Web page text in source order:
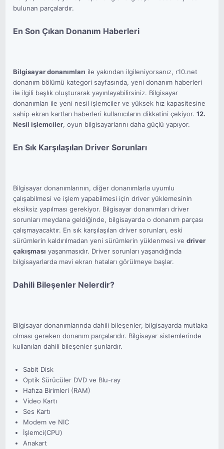
bulunan parçalardır.
En Son Çıkan Donanım Haberleri
Bilgisayar donanımları ile yakından ilgileniyorsanız, r10.net
donanım bölümü kategori sayfasında, yeni donanım haberleri
ile ilgili başlık oluşturarak yayınlayabilirsiniz. Bilgisayar
donanımları ile yeni nesil işlemciler ve yüksek hız kapasitesine
sahip ekran kartları haberleri kullanıcıların dikkatini çekiyor.12.
Nesil işlemciler, oyun bilgisayarlarını daha güçlü yapıyor.
En Sık Karşılaşılan Driver Sorunları
Bilgisayar donanımlarının, diğer donanımlarla uyumlu
çalışabilmesi ve işlem yapabilmesi için driver yüklemesinin
eksiksiz yapılması gerekiyor. Bilgisayar donanımları driver
sorunları meydana geldiğinde, bilgisayarda o donanım parçası
çalışmayacaktır. En sık karşılaşılan driver sorunları, eski
sürümlerin kaldırılmadan yeni sürümlerin yüklenmesi vedriver
çakışması yaşanmasıdır. Driver sorunları yaşandığında
bilgisayarlarda mavi ekran hataları görülmeye başlar.
Dahili Bileşenler Nelerdir?
Bilgisayar donanımlarında dahili bileşenler, bilgisayarda mutlaka
olması gereken donanım parçalarıdır. Bilgisayar sistemlerinde
kullanılan dahili bileşenler şunlardır.
Sabit Disk
Optik Sürücüler DVD ve Blu-ray
Hafıza Birimleri (RAM)
Video Kartı
Ses Kartı
Modem ve NIC
İşlemci(CPU)
Anakart